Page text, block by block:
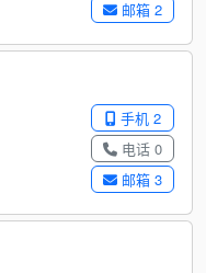
邮箱 2
手机 2
电话 0
邮箱 3